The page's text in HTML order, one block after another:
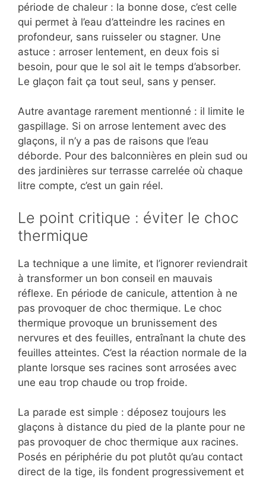
période de chaleur : la bonne dose, c’est celle
qui permet à l’eau d’atteindre les racines en
profondeur, sans ruisseler ou stagner. Une
astuce : arroser lentement, en deux fois si
besoin, pour que le sol ait le temps d’absorber.
Le glaçon fait ça tout seul, sans y penser.
Autre avantage rarement mentionné : il limite le
gaspillage. Si on arrose lentement avec des
glaçons, il n’y a pas de raisons que l’eau
déborde. Pour des balconnières en plein sud ou
des jardinières sur terrasse carrelée où chaque
litre compte, c’est un gain réel.
Le point critique : éviter le choc
thermique
La technique a une limite, et l’ignorer reviendrait
à transformer un bon conseil en mauvais
réflexe. En période de canicule, attention à ne
pas provoquer de choc thermique. Le choc
thermique provoque un brunissement des
nervures et des feuilles, entraînant la chute des
feuilles atteintes. C’est la réaction normale de la
plante lorsque ses racines sont arrosées avec
une eau trop chaude ou trop froide.
La parade est simple : déposez toujours les
glaçons à distance du pied de la plante pour ne
pas provoquer de choc thermique aux racines.
Posés en périphérie du pot plutôt qu’au contact
direct de la tige, ils fondent progressivement et